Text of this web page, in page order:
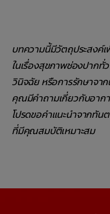
บทความนี้มีวัตถุประสงค์เ
ในเรื่องสุขภาพช่องปากทั่
วินิจฉัย หรือการรักษาจา
คุณมีคำถามเกี่ยวกับอาก
โปรดขอคำแนะนำจากทั
ที่มีคุณสมบัติเหมาะสม